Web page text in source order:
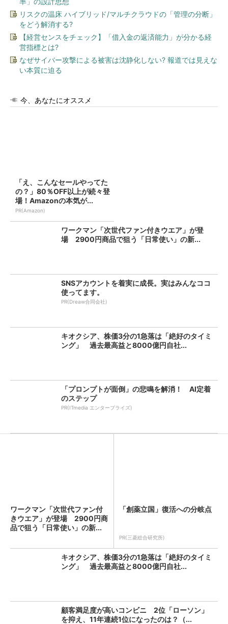
リスクの温床 ハイブリッド/マルチクラウドの「管理の分断」
をどう解消する?
【経営センスをチェック】「借入金の返済能力」が分かる経
営指標とは?
なぜサイバー攻撃による被害は沈静化しない? 報道では見えな
い本質に迫る
今、あなたにオススメ
「え、こんなセールやってた
の？」80％OFF以上が続々登
場！Amazonの本気が...
PR(Amazon)
ワークマン「次世代ファン付きウエア」が登
場 2900円商品で狙う「日常使い」の新...
SNSアカウントを着実に成長。実はみんなココ
使ってます。
PR(Dreaw合同会社)
キオクシア、株価3分の1急落は「絶好のタイミ
ング」 過去最高益と8000億円自社...
「プロンプトが面倒」の悲鳴を解消！ AI定着
のステップ
PR(ITmedia エンタープライズ)
ワークマン「次世代ファン付
きウエア」が登場 2900円商
品で狙う「日常使い」の新...
「創薬立国」復活への分岐点
PR(三菱総合研究所)
キオクシア、株価3分の1急落は「絶好のタイミ
ング」 過去最高益と8000億円自社...
顧客満足度が高いコンビニ 2位「ローソン」
を抑え、11年連続1位になったのは？（...